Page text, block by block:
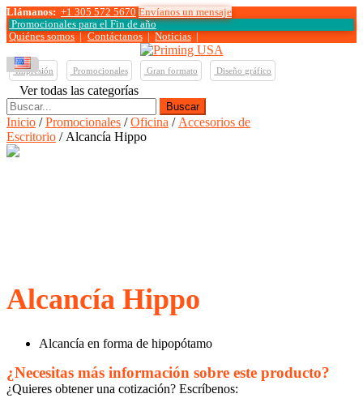
Llámanos: +1 305 572 5670 Envíanos un mensaje
Promocionales para elFin de año
Quiénes somos
Contáctanos Noticias
Impresión Promocionales Gran formato Diseño gráfico
Ver todas las categorías
Buscar:
Inicio /Promocionales /Oficina / Accesorios de
Escritorio / Alcancía Hippo
Alcancía Hippo
Alcancía en forma de hipopótamo
¿Necesitas más información sobre este producto?
¿Quieres obtener una cotización? Escríbenos: